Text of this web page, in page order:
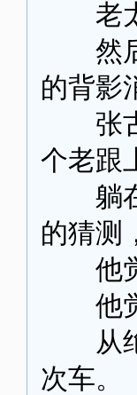
老太
然后
的背影
张古
个老跟
躺在
的猜测
他觉
他觉
从绝
次车。